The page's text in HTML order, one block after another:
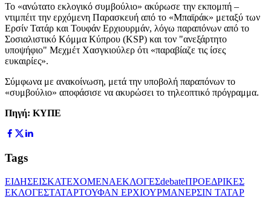
Το «ανώτατο εκλογικό συμβούλιο» ακύρωσε την εκπομπή –
ντιμπέιτ την ερχόμενη Παρασκευή από το «Μπαϊράκ» μεταξύ των
Ερσίν Τατάρ και Τουφάν Ερχιουρμάν, λόγω παραπόνων από το
Σοσιαλιστικό Κόμμα Κύπρου (KSP) και τον "ανεξάρτητο
υποψήφιο" Μεχμέτ Χασγκιούλερ ότι «παραβίαζε τις ίσες
ευκαιρίες».
Σύμφωνα με ανακοίνωση, μετά την υποβολή παραπόνων το
«συμβούλιο» αποφάσισε να ακυρώσει το τηλεοπτικό πρόγραμμα.
Πηγή: ΚΥΠΕ
Tags
ΕΙΔΗΣΕΙΣΚΑΤΕΧΟΜΕΝΑΕΚΛΟΓΕΣdebateΠΡΟΕΔΡΙΚΕΣ
ΕΚΛΟΓΕΣΤΑΤΑΡΤΟΥΦΑΝ ΕΡΧΙΟΥΡΜΑΝΕΡΣΙΝ ΤΑΤΑΡ